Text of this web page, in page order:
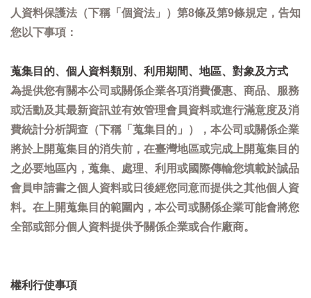
人資料保護法（下稱「個資法」）第8條及第9條規定，告知
您以下事項：
蒐集目的、個人資料類別、利用期間、地區、對象及方式
為提供您有關本公司或關係企業各項消費優惠、商品、服務
或活動及其最新資訊並有效管理會員資料或進行滿意度及消
費統計分析調查（下稱「蒐集目的」），本公司或關係企業
將於上開蒐集目的消失前，在臺灣地區或完成上開蒐集目的
之必要地區內，蒐集、處理、利用或國際傳輸您填載於誠品
會員申請書之個人資料或日後經您同意而提供之其他個人資
料。在上開蒐集目的範圍內，本公司或關係企業可能會將您
全部或部分個人資料提供予關係企業或合作廠商。
權利行使事項